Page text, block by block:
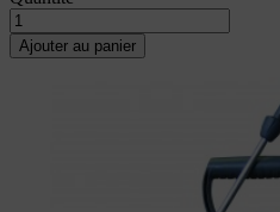
Ajouter au panier